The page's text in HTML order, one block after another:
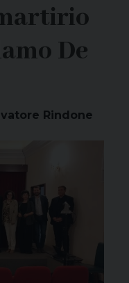
De
Rindone